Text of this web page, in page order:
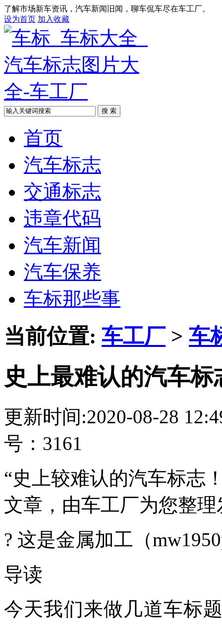
了解市场新车资讯，汽车新闻旧闻，聊车侃车尽在车工厂。
设为首页 加入收藏
搜 索
首页
汽车标志
交通标志
违章代码
汽车新闻
汽车保养
车标那些事
当前位置: 车工厂 > 车
史上最难认的汽车
更新时间:2020-08-28
号：3161
“史上较难认的汽车标志
文章，由车工厂为您整理
? 这是金属加工（
导读
今天我们来做几道车标